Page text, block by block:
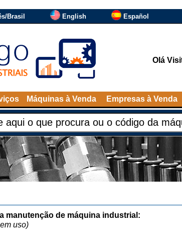
Brasil English Español
Olá
Máquinas à Venda Empresas à Venda
manutenção de máquina industrial:
uso)